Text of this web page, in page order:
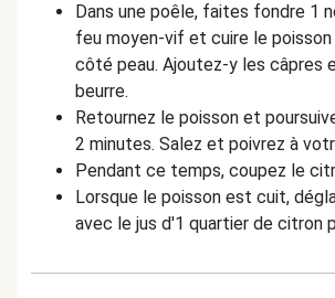
Dans une poêle, faites fondre 1
feu moyen-vif et cuire le poisson
côté peau. Ajoutez-y les câpres
beurre.
Retournez le poisson et
2 minutes. Salez et poivrez à
Pendant ce temps, coupez le
Lorsque le poisson est cuit,
avec le jus d'1 quartier de citron